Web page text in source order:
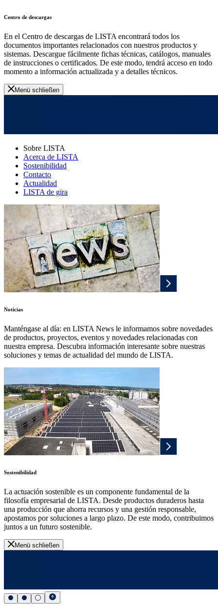
Centro de descargas
En el Centro de descargas de LISTA encontrará todos los
documentos importantes relacionados con nuestros productos y
sistemas. Descargue fácilmente fichas técnicas, catálogos, manuales
de instrucciones o certificados. De este modo, tendrá acceso en todo
momento a información actualizada y a detalles técnicos.
Menü schließen
Sobre LISTA
Acerca de LISTA
Sostenibilidad
Contacto
Actualidad
LISTA de gira
Noticias
Manténgase al día: en LISTA News le informamos sobre novedades
de productos, proyectos, eventos y novedades relacionadas con
nuestra empresa. Descubra información interesante sobre nuestras
soluciones y temas de actualidad del mundo de LISTA.
Sostenibilidad
La actuación sostenible es un componente fundamental de la
filosofía empresarial de LISTA. Desde productos duraderos hasta
una producción que ahorra recursos y una gestión responsable,
apostamos por soluciones a largo plazo. De este modo, contribuimos
juntos a un futuro sostenible.
Menü schließen